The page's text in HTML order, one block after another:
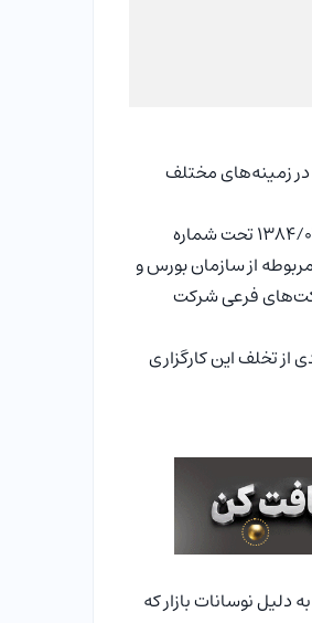
در زمینه‌های مختلف
شرکت کارگزاری تدبیرگران فردا (سهامی خاص) پس از طی مراحل قانونی و تشریفات اداری در تاریخ 1384/07/13 تحت شماره
از سازمان بورس و
فرعی شرکت
موردی از تخلف این کارگزاری
دلیل نوسانات بازار که